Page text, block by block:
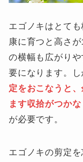
エゴノキはとて
康に育つと高さ
の横幅も広がり
要になります。し
定をおこなうと
ます収拾がつか
が必要です。
エゴノキの剪定